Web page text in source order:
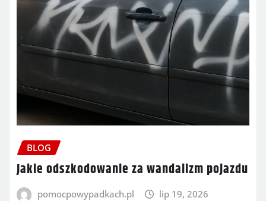
BLOG
Jakie odszkodowanie za wandalizm pojazdu
pomocpowypadkach.pl lip 19, 2026